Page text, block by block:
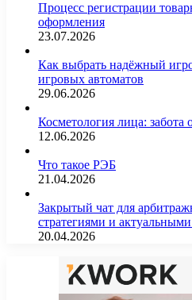
Процесс регистрации
оформления
23.07.2026
Как выбрать надёжный
игровых автоматов
29.06.2026
Косметология лица:
12.06.2026
Что такое РЭБ
21.04.2026
Закрытый чат для
стратегиями и
20.04.2026